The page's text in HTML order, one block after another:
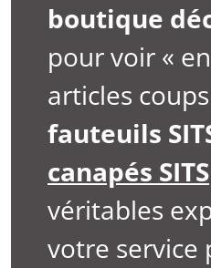
boutique
pour voir «
articles
fauteuils
canapés SITS
véritables
votre service